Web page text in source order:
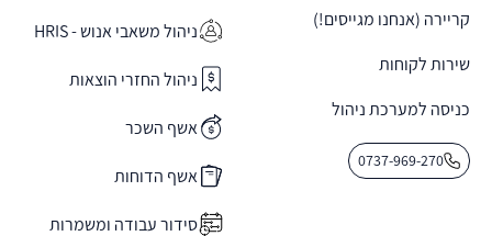
קריירה (אנחנו מגייסים!)
שירות לקוחות
כניסה למערכת ניהול
0737-969-270
ניהול משאבי אנוש - HRIS
ניהול החזרי הוצאות
אשף השכר
אשף הדוחות
סידור עבודה ומשמרות